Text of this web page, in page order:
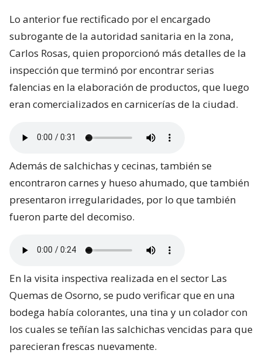
Lo anterior fue rectificado por el encargado
subrogante de la autoridad sanitaria en la zona,
Carlos Rosas, quien proporcionó más detalles de la
inspección que terminó por encontrar serias
falencias en la elaboración de productos, que luego
eran comercializados en carnicerías de la ciudad.
Además de salchichas y cecinas, también se
encontraron carnes y hueso ahumado, que también
presentaron irregularidades, por lo que también
fueron parte del decomiso.
En la visita inspectiva realizada en el sector Las
Quemas de Osorno, se pudo verificar que en una
bodega había colorantes, una tina y un colador con
los cuales se teñían las salchichas vencidas para que
parecieran frescas nuevamente.